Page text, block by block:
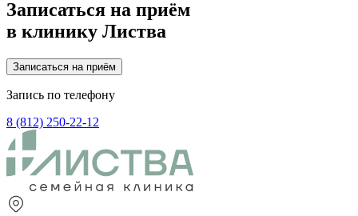
Записаться на приём
в клинику Листва
Записаться на приём
Запись по телефону
8 (812) 250-22-12